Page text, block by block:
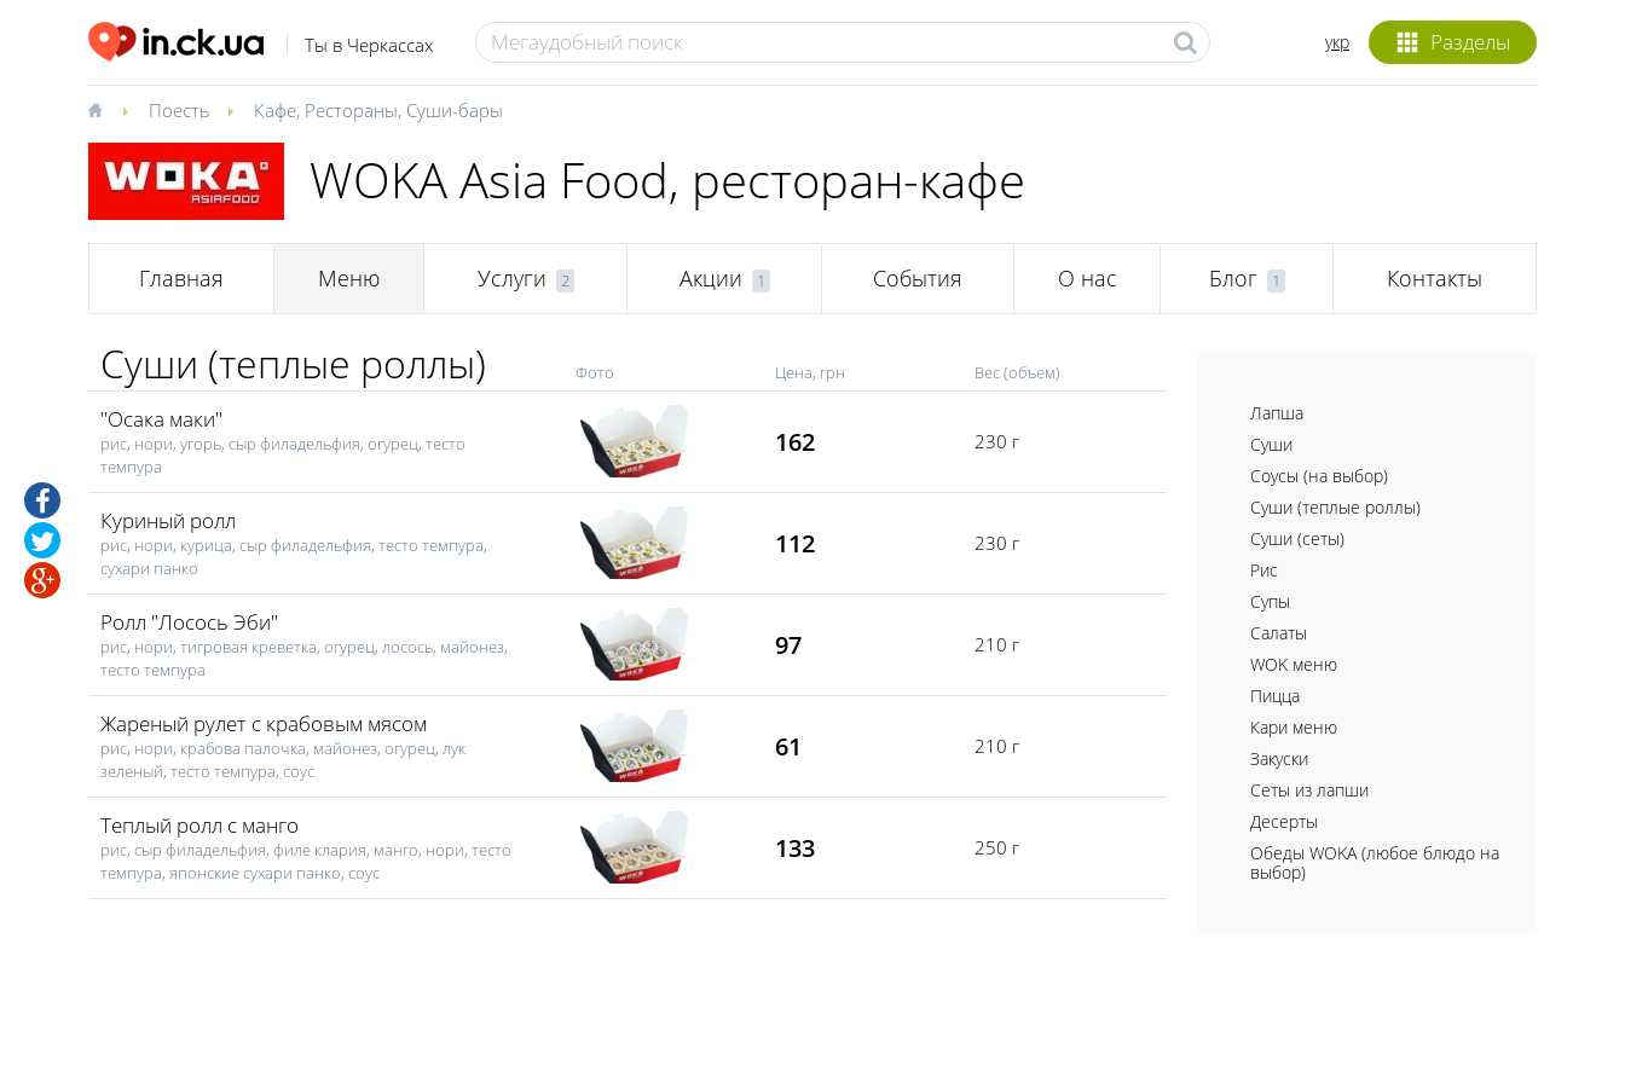
Ты в Черкассах Разделы
укр
Поесть Кафе, Рестораны, Суши-бары
WOKA Asia Food, ресторан-кафе
Главная Меню Услуги 2 Акции 1 События О нас Блог 1 Контакты
Суши (теплые роллы) Фото Цена, грн Вес (объем)
"Осака маки"
рис, нори, угорь, сыр филадельфия, огурец, тесто
темпура
162 230 г
Куриный ролл
рис, нори, курица, сыр филадельфия, тесто темпура,
сухари панко
112 230 г
Ролл "Лосось Эби"
рис, нори, тигровая креветка, огурец, лосось, майонез,
тесто темпура
97 210 г
Жареный рулет с крабовым мясом
рис, нори, крабова палочка, майонез, огурец, лук
зеленый, тесто темпура, соус
61 210 г
Теплый ролл с манго
рис, сыр филадельфия, филе клария, манго, нори, тесто
темпура, японские сухари панко, соус
133 250 г
Лапша
Суши
Соусы (на выбор)
Суши (теплые роллы)
Суши (сеты)
Рис
Супы
Салаты
WOK меню
Пицца
Кари меню
Закуски
Сеты из лапши
Десерты
Обеды WOKA (любое блюдо на
выбор)